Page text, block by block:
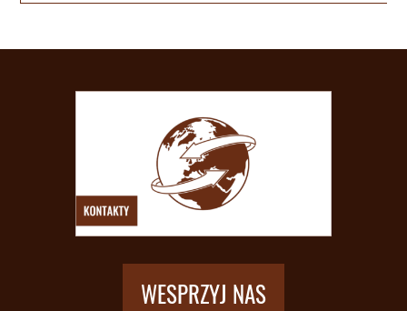
WESPRZYJ NAS